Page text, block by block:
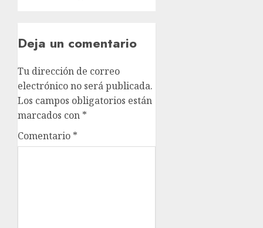
Deja un comentario
Tu dirección de correo
electrónico no será publicada.
Los campos obligatorios están
marcados con *
Comentario *